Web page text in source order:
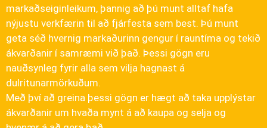
markaðseiginleikum, þannig að þú munt alltaf hafa
nýjustu verkfærin til að fjárfesta sem best. Þú munt
geta séð hvernig markaðurinn gengur í rauntíma og tekið
ákvarðanir í samræmi við það. Þessi gögn eru
nauðsynleg fyrir alla sem vilja hagnast á
dulritunarmörkuðum.
Með því að greina þessi gögn er hægt að taka upplýstar
ákvarðanir um hvaða mynt á að kaupa og selja og